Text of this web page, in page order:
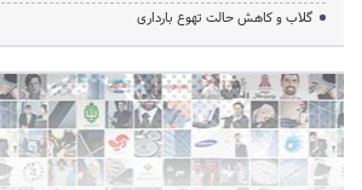
گلاب و کاهش حالت تهوع بارداری